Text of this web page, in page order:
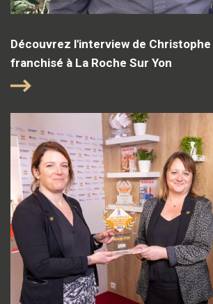
Découvrez l'interview de Christophe
franchisé à La Roche Sur Yon